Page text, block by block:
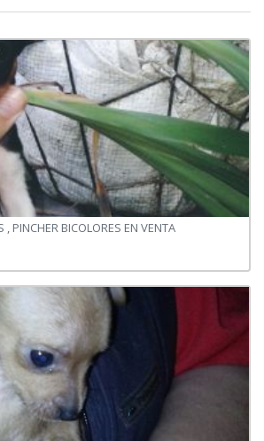
, PINCHER BICOLORES EN VENTA